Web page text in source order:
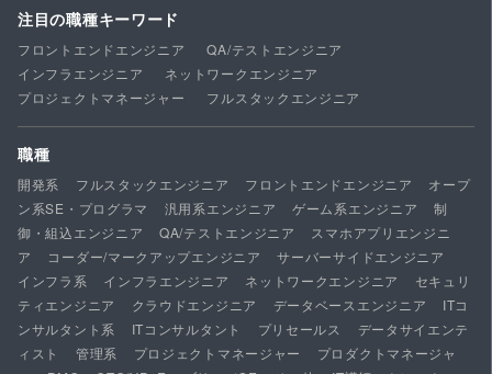
注目の職種キーワード
フロントエンドエンジニア
QA/テストエンジニア
インフラエンジニア
ネットワークエンジニア
プロジェクトマネージャー
フルスタックエンジニア
職種
開発系 フルスタックエンジニア フロントエンドエンジニア
オープ
ン系SE・プログラマ
汎用系エンジニア ゲーム系エンジニア
制
御・組込エンジニア
QA/テストエンジニア
スマホアプリエンジニ
ア
コーダー/マークアップエンジニア
サーバーサイドエンジニア
インフラ系
インフラエンジニア ネットワークエンジニア
セキュリ
ティエンジニア
クラウドエンジニア データベースエンジニア
ITコ
ンサルタント系
ITコンサルタント プリセールス
データサイエンテ
ィスト
管理系 プロジェクトマネージャー
プロダクトマネージャ